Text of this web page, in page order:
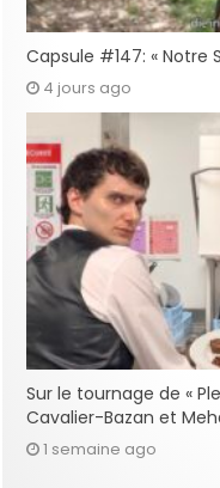
Capsule #147: « Notre
4 jours ago
Sur le tournage de «
Cavalier-Bazan et
1 semaine ago